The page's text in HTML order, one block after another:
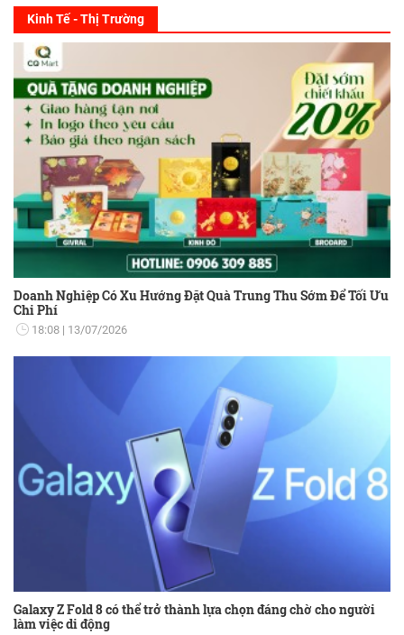
Kinh Tế - Thị Trường
Doanh Nghiệp Có Xu Hướng Đặt Quà Trung Thu Sớm Để Tối Ưu
Chi Phí
18:08 13/07/2026
Galaxy Z Fold 8 có thể trở thành lựa chọn đáng chờ cho người
làm việc di động